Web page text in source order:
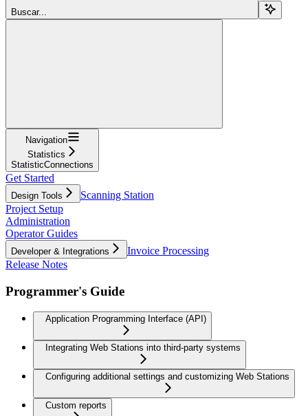
Buscar...
Navigation
Statistics
StatisticConnections
Get Started
Design Tools
Scanning Station
Project Setup
Administration
Operator Guides
Developer & Integrations
Invoice Processing
Release Notes
Programmer's Guide
Application Programming Interface (API)
Integrating Web Stations into third-party systems
Configuring additional settings and customizing Web Stations
Custom reports